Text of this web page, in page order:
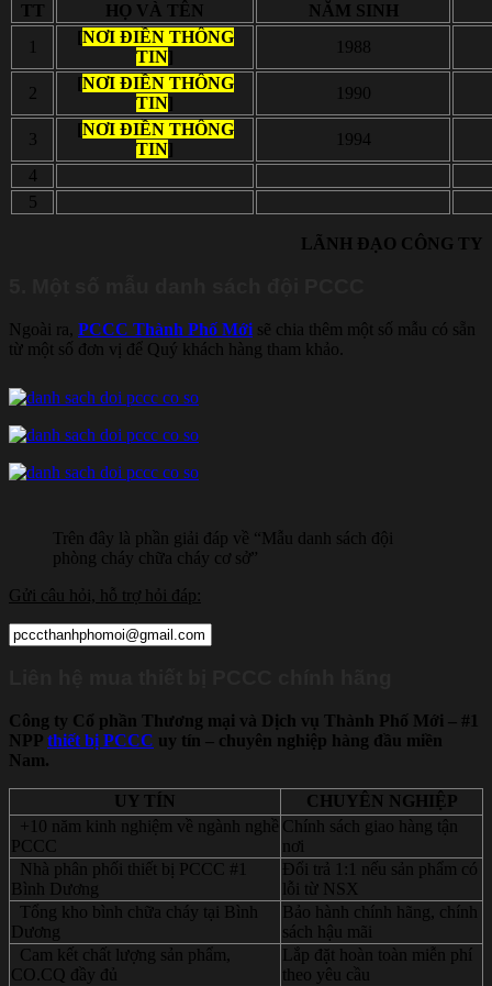
TT HỌ VÀ TÊN
NĂM SINH
1
[NƠI ĐIỀN THÔNG
TIN]
1988
2
[NƠI ĐIỀN THÔNG
TIN]
1990
3
[NƠI ĐIỀN THÔNG
TIN]
1994
4
5
LÃNH ĐẠO CÔNG TY
Ngoài ra, PCCC Thành Phố Mới sẽ chia thêm một số mẫu có sẵn
từ một số đơn vị để Quý khách hàng tham khảo.
Trên đây là phần giải đáp về “Mẫu danh sách đội
phòng cháy chữa cháy cơ sở”
Gửi câu hỏi, hỗ trợ hỏi đáp:
Công ty Cổ phần Thương mại và Dịch vụ Thành Phố Mới – #1
NPP thiết bị PCCC uy tín – chuyên nghiệp hàng đầu miền
Nam.
UY TÍN
CHUYÊN NGHIỆP
+10 năm kinh nghiệm về ngành nghề
PCCC
Chính sách giao hàng tận
nơi
Nhà phân phối thiết bị PCCC #1
Bình Dương
Đổi trả 1:1 nếu sản phẩm có
lỗi từ NSX
Tổng kho bình chữa cháy tại Bình
Dương
Bảo hành chính hãng, chính
sách hậu mãi
Cam kết chất lượng sản phẩm,
CO.CQ đầy đủ
Lắp đặt hoàn toàn miễn phí
theo yêu cầu